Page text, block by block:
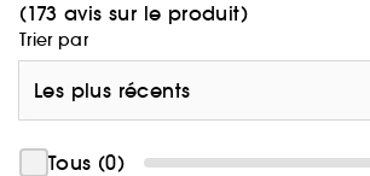
(173 avis sur le produit)
Trier par
Les plus récents
Tous (0)